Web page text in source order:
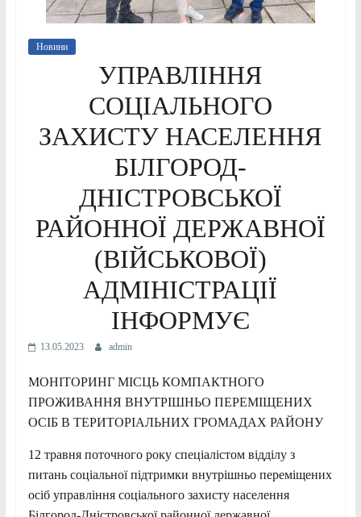
Новини
УПРАВЛІННЯ
СОЦІАЛЬНОГО
ЗАХИСТУ НАСЕЛЕННЯ
БІЛГОРОД-
ДНІСТРОВСЬКОЇ
РАЙОННОЇ ДЕРЖАВНОЇ
(ВІЙСЬКОВОЇ)
АДМІНІСТРАЦІЇ
ІНФОРМУЄ
13.05.2023 admin
МОНІТОРИНГ МІСЦЬ КОМПАКТНОГО
ПРОЖИВАННЯ ВНУТРІШНЬО ПЕРЕМІЩЕНИХ
ОСІБ В ТЕРИТОРІАЛЬНИХ ГРОМАДАХ РАЙОНУ
12 травня поточного року спеціалістом відділу з
питань соціальної підтримки внутрішньо переміщених
осіб управління соціального захисту населення